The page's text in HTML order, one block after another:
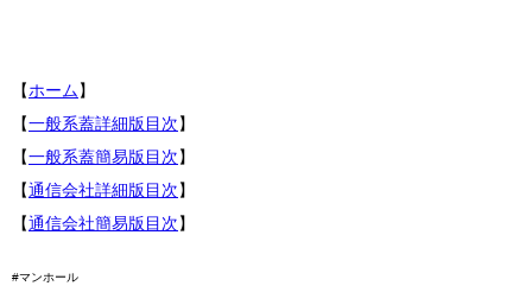
【ホーム】
【一般系蓋詳細版目次】
【一般系蓋簡易版目次】
【通信会社詳細版目次】
【通信会社簡易版目次】
#マンホール